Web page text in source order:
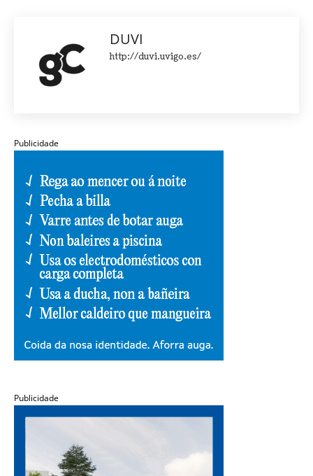
DUVI
http://duvi.uvigo.es/
Publicidade
Publicidade